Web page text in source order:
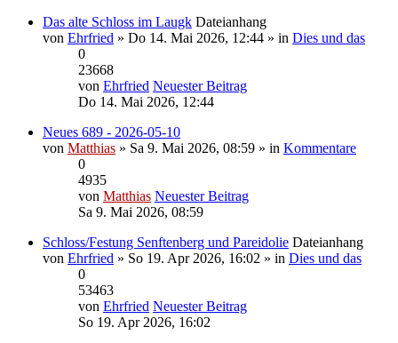
Das alte Schloss im Laugk Dateianhang
von Ehrfried » Do 14. Mai 2026, 12:44 » in Dies und das
0
23668
von Ehrfried Neuester Beitrag
Do 14. Mai 2026, 12:44
Neues 689 - 2026-05-10
von Matthias » Sa 9. Mai 2026, 08:59 » in Kommentare
0
4935
von Matthias Neuester Beitrag
Sa 9. Mai 2026, 08:59
Schloss/Festung Senftenberg und Pareidolie Dateianhang
von Ehrfried » So 19. Apr 2026, 16:02 » in Dies und das
0
53463
von Ehrfried Neuester Beitrag
So 19. Apr 2026, 16:02